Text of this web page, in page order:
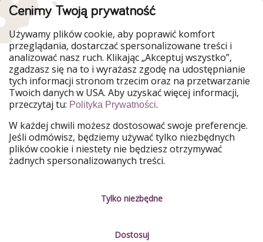
WakacyjniPiraci są częścią Grupy HolidayPirates
Nasze rynki
PiratinViaggio
HolidayPirates
VakantiePiraten
VoyagesPirates
Ferienpiraten
Urlaubspiraten
Urlaubspiraten
ViajerosPiratas
TravelPirates
Nasza grupa
HolidayPirates Group
Poznaj nas! Informacje prawne
O firmie
Cenimy Twoją prywatność
Używamy plików cookie, aby poprawić komfort
przeglądania, dostarczać spersonalizowane treści i
analizować nasz ruch. Klikając „Akceptuj wszystko”,
zgadzasz się na to i wyrażasz zgodę na udostępnianie
tych informacji stronom trzecim oraz na przetwarzanie
Twoich danych w USA. Aby uzyskać więcej informacji,
przeczytaj tu: Polityka Prywatności.
W każdej chwili możesz dostosować swoje preferencje.
Jeśli odmówisz, będziemy używać tylko niezbędnych
plików cookie i niestety nie będziesz otrzymywać
żadnych spersonalizowanych treści.
Tylko niezbędne
Dostosuj